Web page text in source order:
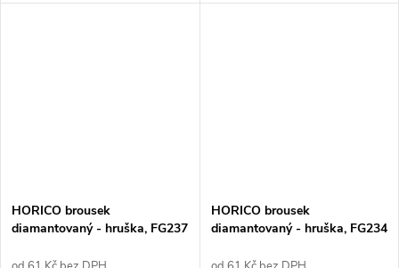
HORICO brousek
diamantovaný - hruška, FG237
HORICO brousek
diamantovaný - hruška, FG234